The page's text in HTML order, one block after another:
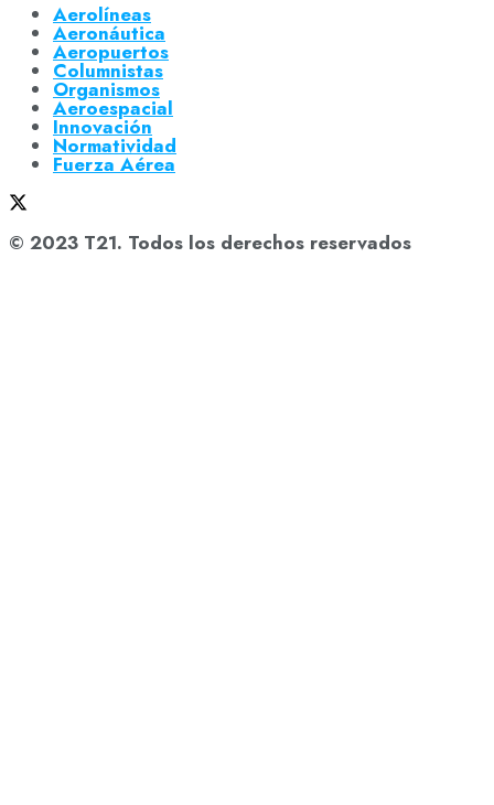
Aerolíneas
Aeronáutica
Aeropuertos
Columnistas
Organismos
Aeroespacial
Innovación
Normatividad
Fuerza Aérea
© 2023 T21. Todos los derechos reservados